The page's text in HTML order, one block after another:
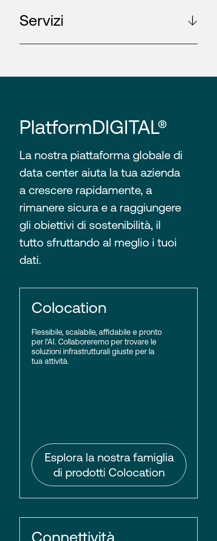
Servizi
PlatformDIGITAL®
La nostra piattaforma globale di
data center aiuta la tua azienda
a crescere rapidamente, a
rimanere sicura e a raggiungere
gli obiettivi di sostenibilità, il
tutto sfruttando al meglio i tuoi
dati.
Colocation
Flessibile, scalabile, affidabile e pronto
per l'AI. Collaboreremo per trovare le
soluzioni infrastrutturali giuste per la
tua attività.
Esplora la nostra famiglia
di prodotti Colocation
Connettività